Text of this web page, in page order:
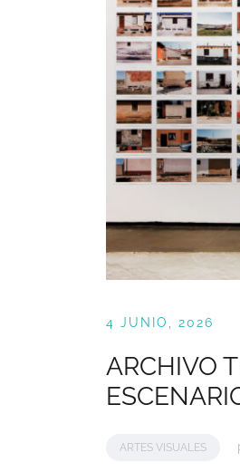
4 JUNIO, 2026
ARCHIVO
ARTES VISUALES